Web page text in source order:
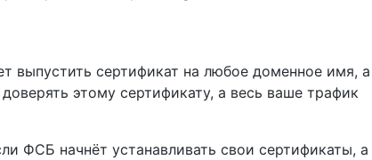
выпустить сертификат на любое доменное имя, а
доверять этому сертификату, а весь ваше трафик
ФСБ начнёт устанавливать свои сертификаты, а